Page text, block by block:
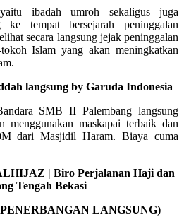
ibadah umroh sekaligus juga
ke tempat bersejarah peninggalan
secara langsung jejak peninggalan
Islam yang akan meningkatkan
langsung by Garuda Indonesia
SMB II Palembang langsung
menggunakan maskapai terbaik dan
dari Masjidil Haram. Biaya cuma
| Biro Perjalanan Haji dan
Tengah Bekasi
LANGSUNG)